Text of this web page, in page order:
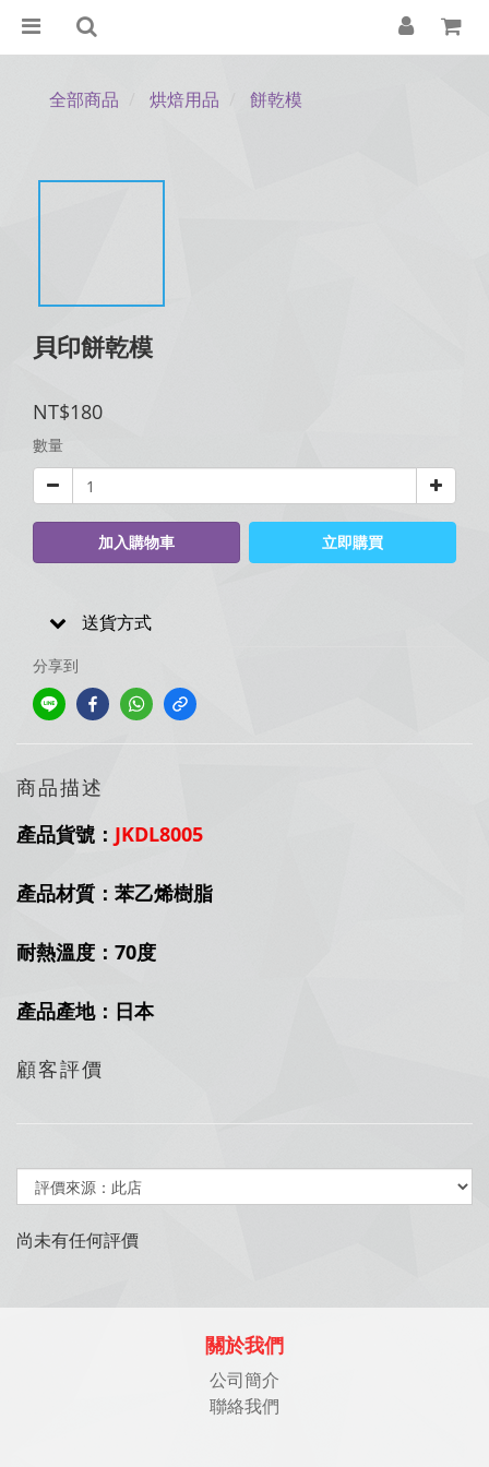
全部商品 烘焙用品 餅乾模
貝印餅乾模
NT$180
數量
加入購物車 立即購買
送貨方式
分享到
商品描述
產品貨號： JKDL8005
產品材質：苯乙烯樹脂
耐熱溫度：70度
產品產地：日本
顧客評價
尚未有任何評價
關於我們
公司簡介
聯絡我們